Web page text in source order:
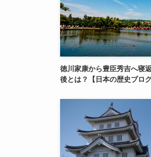
徳川家康から豊臣秀吉へ寝
後とは？【日本の歴史ブログ